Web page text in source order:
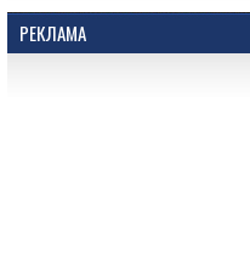
РЕКЛАМА